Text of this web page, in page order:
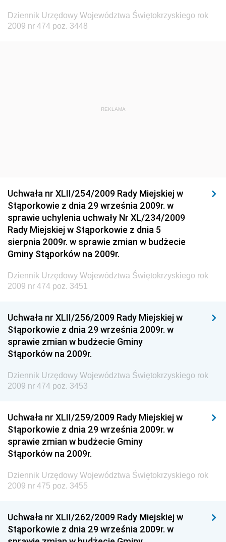
Dziennik Urzędowy Ministra Administracji i Cyfryzacji
Dziennik Urzędowy Głównego Inspektora Ochrony
Dziennik Urzędowy Ministra Budownictwa i Przemysłu
Środowiska
Dziennik Urzędowy Ministerstwa Administracji,
Gospodarki Terenowej i Ochrony Środowiska
Dziennik Urzędowy Ministerstwa Administracji i
Gospodarki Przestrzennej
Dziennik Urzędowy Unii Europejskiej, L
Dziennik Urzędowy Ministerstwa Komunikacji
Chemicznego i Lekkiego
Dziennik Urzędowy Ministerstwa Rolnictwa i
Gospodarki Żywnościowej
Społecznej
Dziennik Urzędowy Ministra Cyfryzacji
Dziennik Urzędowy Ministra Infrastruktury i
Budownictwa
Dziennik Urzędowy Ministra Gospodarki Morskiej i
Dziennik Urzędowy Ministra Energii
Dziennik Urzędowy Ministra Sprawiedliwości
Dziennik Urzędowy Ministra Rozwoju i Finansów
Dziennik Urzędowy Województwa Świętokrzyskiego rok
2009 nr 474 poz. 3448
REKLAMA
Uchwała nr XLII/254/2009 Rady Miejskiej w
Stąporkowie z dnia 29 września 2009r. w
sprawie uchylenia uchwały Nr XL/234/2009
Rady Miejskiej w Stąporkowie z dnia 5
sierpnia 2009r. w sprawie zmian w budżecie
Gminy Stąporków na 2009r.
Dziennik Urzędowy Województwa Świętokrzyskiego rok
2009 nr 474 poz. 3451
Uchwała nr XLII/256/2009 Rady Miejskiej w
Stąporkowie z dnia 29 września 2009r. w
sprawie zmian w budżecie Gminy
Stąporków na 2009r.
Dziennik Urzędowy Województwa Świętokrzyskiego rok
2009 nr 474 poz. 3453
Uchwała nr XLII/259/2009 Rady Miejskiej w
Stąporkowie z dnia 29 września 2009r. w
sprawie zmian w budżecie Gminy
Stąporków na 2009r.
Dziennik Urzędowy Województwa Świętokrzyskiego rok
2009 nr 475 poz. 3455
Uchwała nr XLII/262/2009 Rady Miejskiej w
Stąporkowie z dnia 29 września 2009r. w